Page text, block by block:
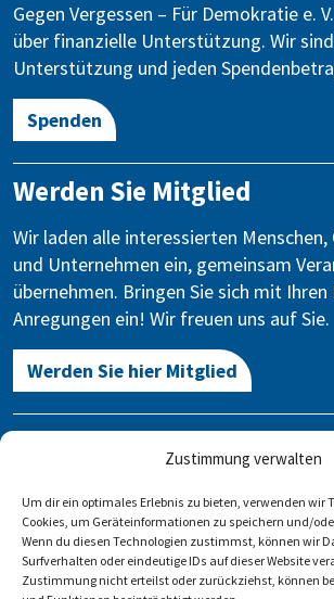
Zustimmung verwalten
Um dir ein optimales Erlebnis zu bieten, verwenden wir
Cookies, um Geräteinformationen zu speichern und/
Wenn du diesen Technologien zustimmst, können wir
Surfverhalten oder eindeutige IDs auf dieser Website
Zustimmung nicht erteilst oder zurückziehst, können
Gegen Vergessen – Für Demokratie e.
über finanzielle Unterstützung. Wir
Unterstützung und jeden
Spenden
Werden Sie Mitglied
Wir laden alle interessierten
und Unternehmen ein, gemeinsam
übernehmen. Bringen Sie sich mit
Anregungen ein! Wir freuen uns auf Sie.
Werden Sie hier Mitglied
Kontakt
Stauffenbergstraße 13-14
10785 Berlin
info@gegen-vergessen.de